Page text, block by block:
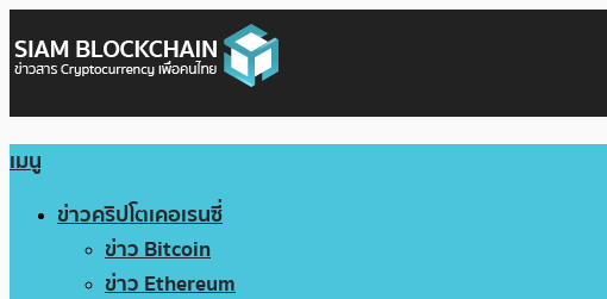
เมนู
ข่าวคริปโตเคอเรนซี่
ข่าว Bitcoin
ข่าว Ethereum